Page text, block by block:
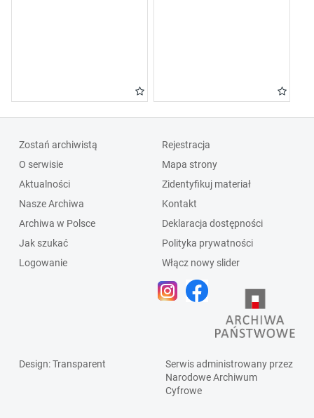
Zostań archiwistą
O serwisie
Aktualności
Nasze Archiwa
Archiwa w Polsce
Jak szukać
Logowanie
Rejestracja
Mapa strony
Zidentyfikuj materiał
Kontakt
Deklaracja dostępności
Polityka prywatności
Włącz nowy slider
Design: Transparent
Serwis administrowany przez
Narodowe Archiwum
Cyfrowe